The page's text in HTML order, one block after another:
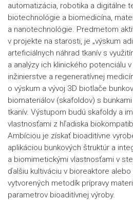
automatizácia, robotika a digitálne
biotechnológie a biomedicína,
a nanotechnológie. Predmetom
v projekte na starosti, je „výskum
arteficiálnych náhrad tkanív s
a analýzy ich klinického potenciálu
inžinierstve a regeneratívnej
o výskum a vývoj 3D biotlače
biomateriálov (skafoldov) s
tkanív. Výstupom budú skafoldy a
vlastnosťami z hľadiska
Ambíciou je získať bioaditívne
aplikáciou bunkových štruktúr a
a biomimetickými vlastnosťami v
ďalšiu kultiváciu v bioreaktore alebo
vytvorených metodík prípravy
parametrov bioaditívnej výroby.